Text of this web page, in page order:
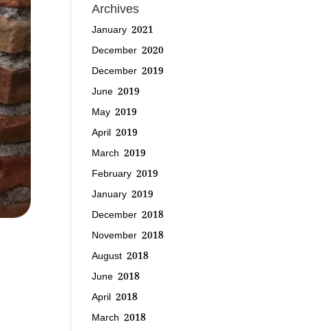
Archives
January 2021
December 2020
December 2019
June 2019
May 2019
April 2019
March 2019
February 2019
January 2019
December 2018
November 2018
August 2018
June 2018
April 2018
March 2018